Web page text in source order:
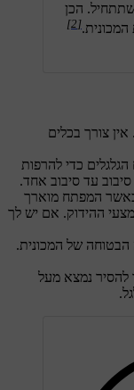
הכן
[2]
צורך בכלים
כדי להרפות
עד סיבוב אחד.
המפתח מוארך
ההידוק. אם יש לך
של המכונית.
להסיר נמצא מעל